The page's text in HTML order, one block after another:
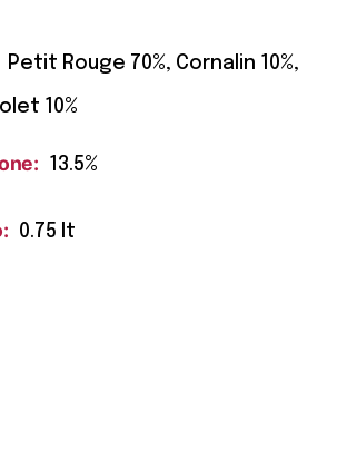
Petit Rouge 70%, Cornalin 10%,
10%
13.5%
0.75 lt